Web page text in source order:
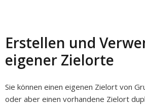
Erstellen und
eigener Zielorte
Sie können einen eigenen Zielort von
oder aber einen vorhandene Zielort